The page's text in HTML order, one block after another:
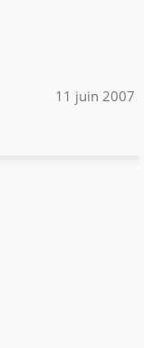
11 juin 2007